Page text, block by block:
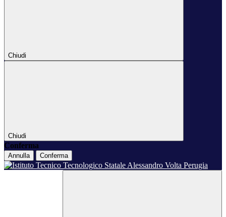
Chiudi
Chiudi
Conferma
Annulla Conferma